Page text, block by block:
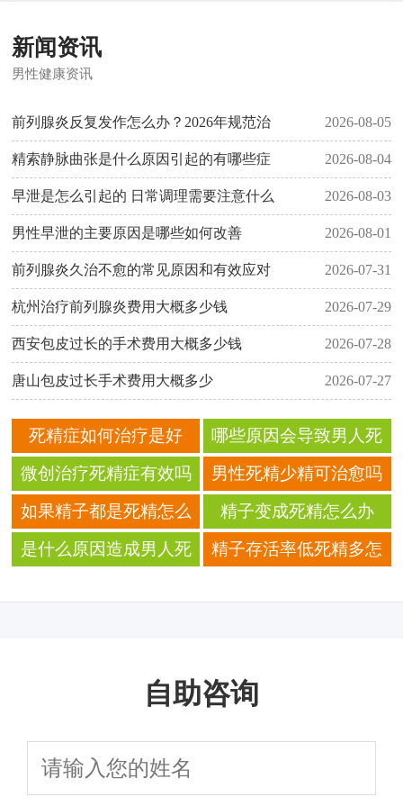
新闻资讯
男性健康资讯
前列腺炎反复发作怎么办？2026年规范治 2026-08-05
精索静脉曲张是什么原因引起的有哪些症 2026-08-04
早泄是怎么引起的 日常调理需要注意什么 2026-08-03
男性早泄的主要原因是哪些如何改善 2026-08-01
前列腺炎久治不愈的常见原因和有效应对 2026-07-31
杭州治疗前列腺炎费用大概多少钱 2026-07-29
西安包皮过长的手术费用大概多少钱 2026-07-28
唐山包皮过长手术费用大概多少 2026-07-27
死精症如何治疗是好
哪些原因会导致男人死
精
微创治疗死精症有效吗 男性死精少精可治愈吗
如果精子都是死精怎么
办
精子变成死精怎么办
是什么原因造成男人死
精子存活率低死精多怎
自助咨询